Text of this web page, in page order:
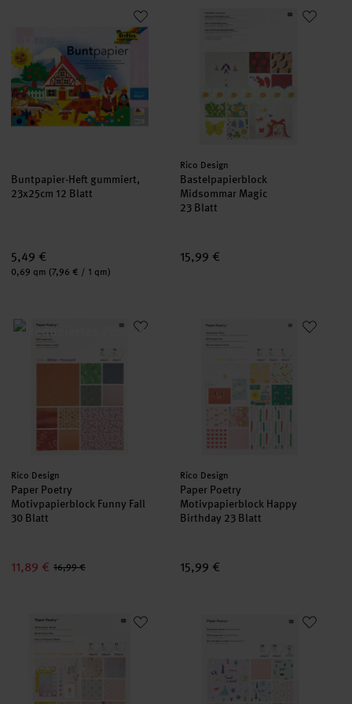
Buntpapier-Heft gummiert, 23x25cm 12 Blatt
Buntpapier-Heft gummiert,
23x25cm 12 Blatt
5,49 €
Inhalt:
0,69 qm (7,96 € / 1 qm)
Bastelpapierblock Midsommar
Hersteller:
Rico Design
Bastelpapierblock
Midsommar Magic
23 Blatt
15,99 €
Paper Poetry Motivpapierblock Funny Fall 30 Blatt
Hersteller:
Rico Design
Paper Poetry
Motivpapierblock Funny Fall
30 Blatt
11,89 € 16,99 €
Paper Poetry
Hersteller:
Rico Design
Paper Poetry
Motivpapierblock Happy
Birthday 23 Blatt
15,99 €
Paper Poetry Motivpapierblock Flower Power
Paper Poetry